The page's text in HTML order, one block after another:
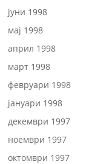
јуни 1998
мај 1998
април 1998
март 1998
февруари 1998
јануари 1998
декември 1997
ноември 1997
октомври 1997